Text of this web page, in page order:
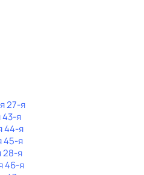
27-я
43-я
44-я
45-я
28-я
46-я